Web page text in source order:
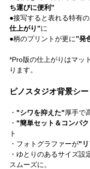
ち運びに便利”
●接写すると表れる特有
仕上がり”に
●柄のプリントが更に”発
*Pro版の仕上がりはマッ
ります。
ピノスタジオ背景シ
・ "シワを抑えた"厚手で
・ "簡単セット＆コンパ
ト
・フォトグラファーが"
・ゆとりのあるサイズ設
スムーズに。